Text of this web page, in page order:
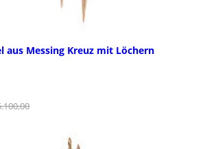
aus Messing Kreuz mit Löchern